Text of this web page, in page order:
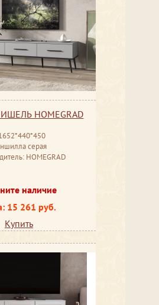
HOMEGRAD
серая
HOMEGRAD
наличие
15 261 руб.
Купить